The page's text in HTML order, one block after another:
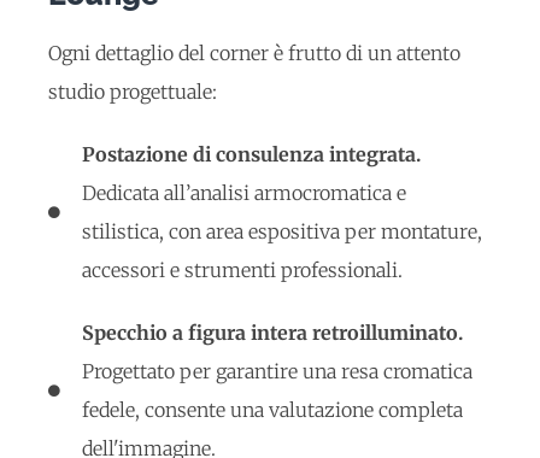
Ogni dettaglio del corner è frutto di un attento
studio progettuale:
Postazione di consulenza integrata.
Dedicata all’analisi armocromatica e
stilistica, con area espositiva per montature,
accessori e strumenti professionali.
Specchio a figura intera retroilluminato.
Progettato per garantire una resa cromatica
fedele, consente una valutazione completa
dell'immagine.